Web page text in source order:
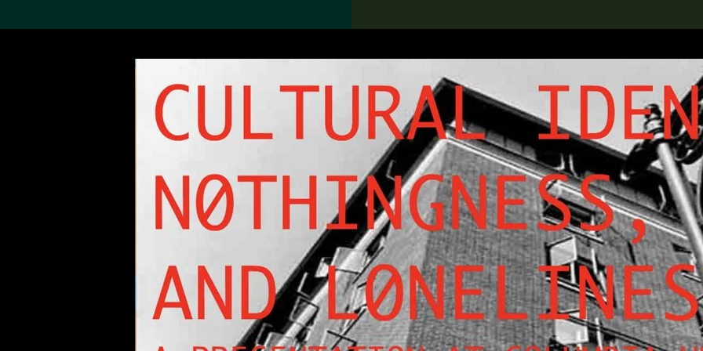
搜索M+藏品 Search the Collection
19,052項結果
探索世界頂級的二十及二十
一世紀視覺文化藏品。